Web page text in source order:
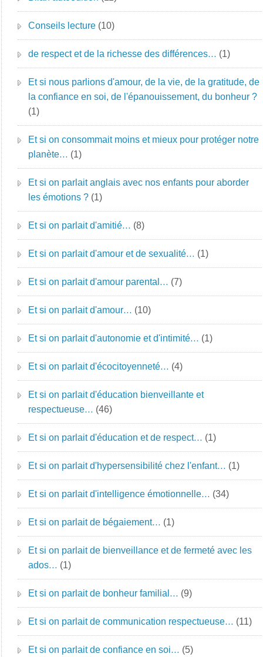
Conseils lecture (10)
de respect et de la richesse des différences… (1)
Et si nous parlions d'amour, de la vie, de la gratitude, de
la confiance en soi, de l'épanouissement, du bonheur ?
(1)
Et si on consommait moins et mieux pour protéger notre
planète… (1)
Et si on parlait anglais avec nos enfants pour aborder
les émotions ? (1)
Et si on parlait d'amitié… (8)
Et si on parlait d'amour et de sexualité… (1)
Et si on parlait d'amour parental… (7)
Et si on parlait d'amour… (10)
Et si on parlait d'autonomie et d'intimité… (1)
Et si on parlait d'écocitoyenneté… (4)
Et si on parlait d'éducation bienveillante et
respectueuse… (46)
Et si on parlait d'éducation et de respect… (1)
Et si on parlait d'hypersensibilité chez l'enfant… (1)
Et si on parlait d'intelligence émotionnelle… (34)
Et si on parlait de bégaiement… (1)
Et si on parlait de bienveillance et de fermeté avec les
ados… (1)
Et si on parlait de bonheur familial… (9)
Et si on parlait de communication respectueuse… (11)
Et si on parlait de confiance en soi… (5)